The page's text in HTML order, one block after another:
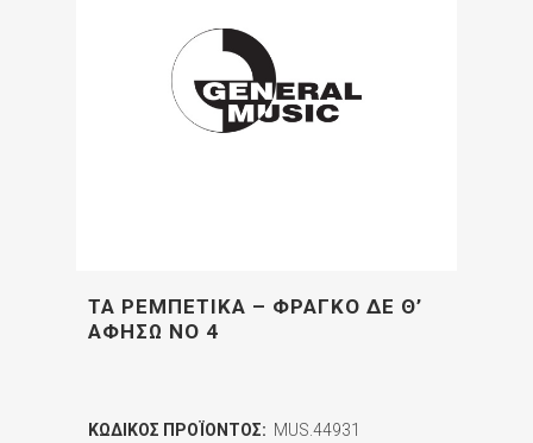
ΤΑ ΡΕΜΠΕΤΙΚΑ – ΦΡΑΓΚΟ ΔΕ Θ’
ΑΦΗΣΩ ΝΟ 4
ΚΩΔΙΚΌΣ ΠΡΟΪΌΝΤΟΣ: MUS.44931